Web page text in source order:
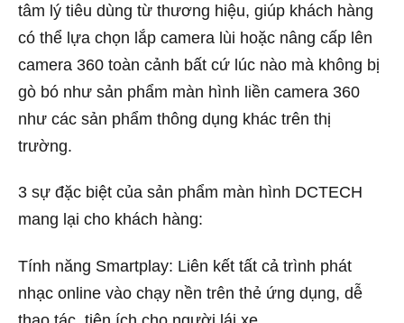
tâm lý tiêu dùng từ thương hiệu, giúp khách hàng
có thể lựa chọn lắp camera lùi hoặc nâng cấp lên
camera 360 toàn cảnh bất cứ lúc nào mà không bị
gò bó như sản phẩm màn hình liền camera 360
như các sản phẩm thông dụng khác trên thị
trường.
3 sự đặc biệt của sản phẩm màn hình DCTECH
mang lại cho khách hàng:
Tính năng Smartplay: Liên kết tất cả trình phát
nhạc online vào chạy nền trên thẻ ứng dụng, dễ